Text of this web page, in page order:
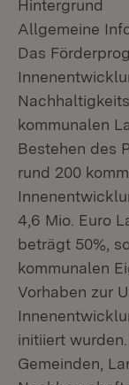
Hintergrund
Allgemeine
Das
kommunalen
Bestehen des
rund 200
4,6 Mio. Euro
beträgt 50%,
kommunalen
Vorhaben zur
initiiert
Gemeinden,